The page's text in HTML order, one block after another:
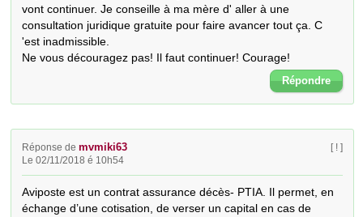
vont continuer. Je conseille à ma mère d' aller à une
consultation juridique gratuite pour faire avancer tout ça. C
'est inadmissible.
Ne vous découragez pas! Il faut continuer! Courage!
Répondre
Réponse demvmiki63
Le 02/11/2018 é 10h54
[ ! ]
Aviposte est un contrat assurance décès- PTIA. Il permet, en
échange d’une cotisation, de verser un capital en cas de